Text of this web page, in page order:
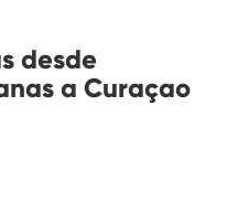
desde
a Curaçao